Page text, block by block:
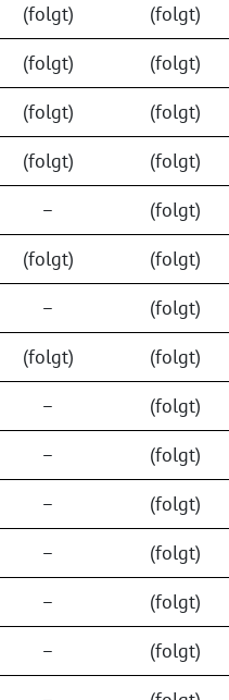
(folgt)
(folgt)
(folgt)
(folgt)
(folgt)
(folgt)
(folgt)
(folgt)
–
(folgt)
(folgt)
(folgt)
–
(folgt)
(folgt)
(folgt)
–
(folgt)
–
(folgt)
–
(folgt)
–
(folgt)
–
(folgt)
–
(folgt)